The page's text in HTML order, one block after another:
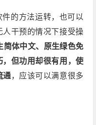
的方法运转，也可以
干预的情况下接受操
体中文、原生绿色免
但功用却很有用，使
通，应该可以满意很多